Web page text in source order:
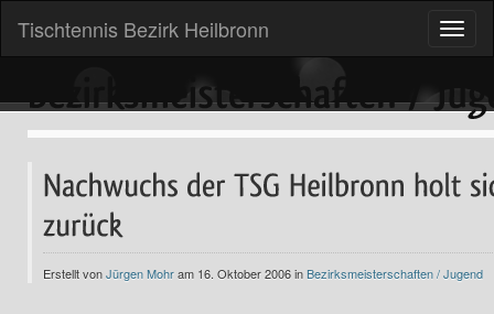
Toggle
Tischtennis Bezirk Heilbronn
Erstellt vonJürgen Mohram 16. Oktober 2006 inBezirksmeisterschaften / Jugend